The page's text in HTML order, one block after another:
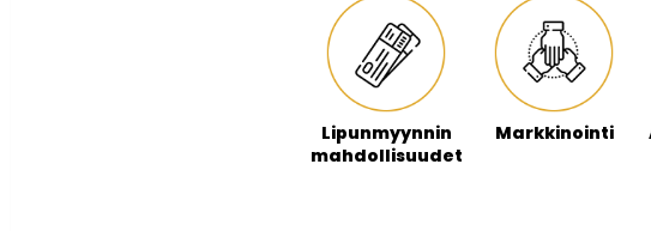
Lipunmyynnin
mahdollisuudet
Markkinointi